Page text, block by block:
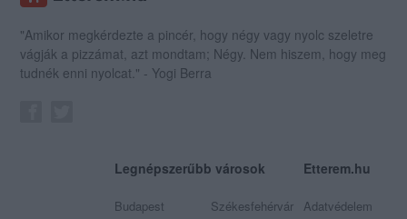
"Amikor megkérdezte a pincér, hogy négy vagy nyolc szeletre
vágják a pizzámat, azt mondtam; Négy. Nem hiszem, hogy meg
tudnék enni nyolcat." - Yogi Berra
Legnépszerűbb városok
Budapest
Székesfehérvár
Etterem.hu
Adatvédelem